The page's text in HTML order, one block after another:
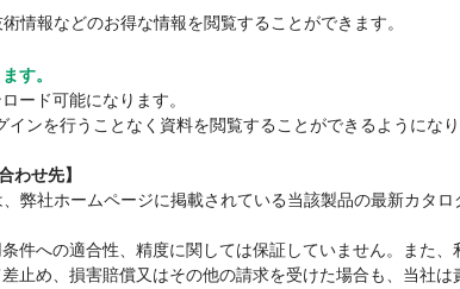
情報などのお得な情報を閲覧することができます。
す。
ード可能になります。
ンを行うことなく資料を閲覧することができるようになり
わせ先】
弊社ホームページに掲載されている当該製品の最新カタロ
件への適合性、精度に関しては保証していません。また
止め、損害賠償又はその他の請求を受けた場合も、当社は